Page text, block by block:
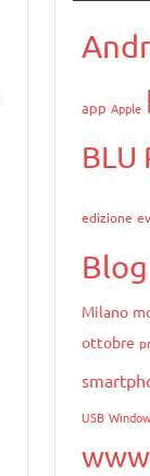
app Apple
BLU
edizione
Blog
Milano
ottobre
USB